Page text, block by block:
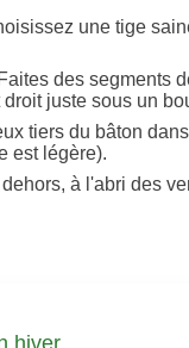
une tige
Faites des segments
juste sous un
tiers du bâton
est légère).
à l'abri des
hiver